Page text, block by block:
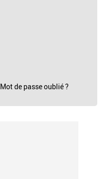
Mot de passe oublié ?